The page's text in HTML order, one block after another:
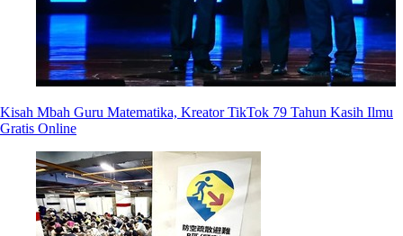
Kisah Mbah Guru Matematika, Kreator TikTok 79 Tahun Kasih Ilmu
Gratis Online